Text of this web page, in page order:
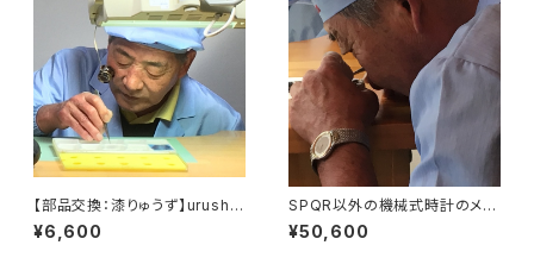
【部品交換：漆りゅうず】urushi
kisoクオーツ用
¥6,600
SPQR以外の機械式時計のメン
テナンス（分解洗浄）作業終了後
にお手続きいただきます
¥50,600